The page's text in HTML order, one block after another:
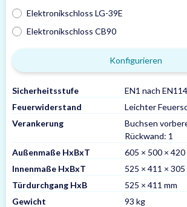
Elektronikschloss LG-39E
Elektronikschloss CB90
Konfigurieren
Sicherheitsstufe
EN1 nach
Feuerwiderstand
Leichter
Verankerung
Buchsen
Rückwand: 1
Außenmaße HxBxT
605 × 500 × 420
Innenmaße HxBxT
525 × 411 × 305
Türdurchgang HxB
525 × 411 mm
Gewicht
93 kg